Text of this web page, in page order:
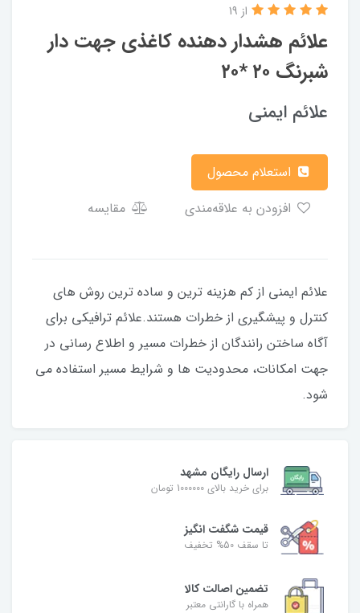
علائم هشدار دهنده کاغذی جهت دار
شبرنگ ۲۰ *۲۰
از 19
علائم ایمنی
مقایسه
علائم ایمنی از کم هزینه ترین و ساده ترین روش های
کنترل و پیشگیری از خطرات هستند.علائم ترافیکی برای
آگاه ساختن رانندگان از خطرات مسیر و اطلاع رسانی در
جهت امکانات، محدودیت ها و شرایط مسیر استفاده می
شود.
ارسال رایگان مشهد
برای خرید بالای 1000000 تومان
قیمت شگفت‌ انگیز
تا سقف 50% تخفیف
تضمین اصالت کالا
همراه با گارانتی معتبر